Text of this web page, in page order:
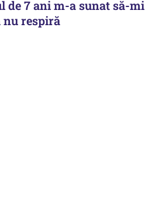
de 7 ani m-a sunat să-mi
nu respiră